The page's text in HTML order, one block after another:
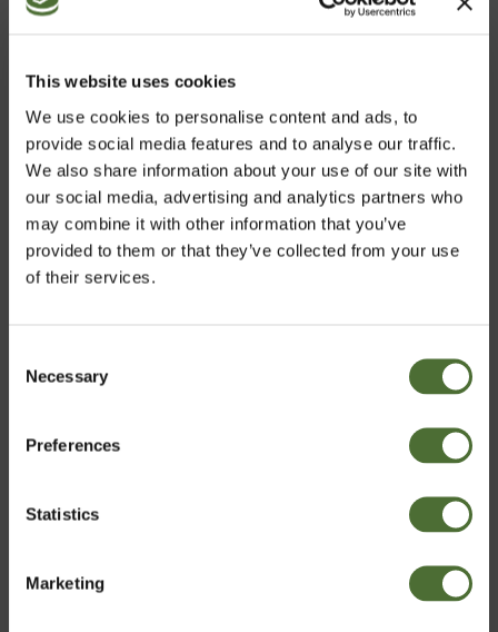
This website uses cookies
We use cookies to personalise content and ads, to
provide social media features and to analyse our traffic.
We also share information about your use of our site with
our social media, advertising and analytics partners who
may combine it with other information that you’ve
provided to them or that they’ve collected from your use
of their services.
Selection
Necessary
Preferences
Statistics
Marketing
dagens viktigste måltid" ikke eren myte. Så spis
ordentlig, dagen avhenger av det!